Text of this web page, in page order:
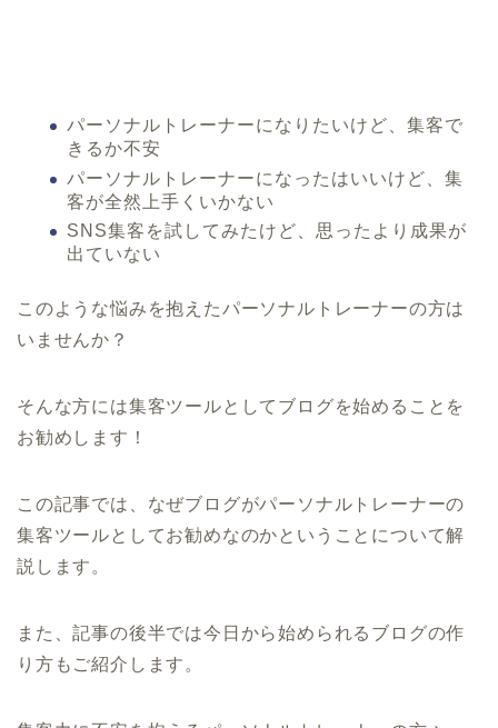
パーソナルトレーナーになりたいけど、集客で
きるか不安
パーソナルトレーナーになったはいいけど、集
客が全然上手くいかない
SNS集客を試してみたけど、思ったより成果が
出ていない
このような悩みを抱えたパーソナルトレーナーの方は
いませんか？
そんな方には集客ツールとしてブログを始めることを
お勧めします！
この記事では、なぜブログがパーソナルトレーナーの
集客ツールとしてお勧めなのかということについて解
説します。
また、記事の後半では今日から始められるブログの作
り方もご紹介します。